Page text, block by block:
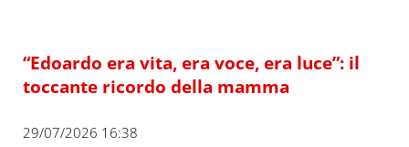
“Edoardo era vita, era voce, era luce”: il
toccante ricordo della mamma
29/07/2026 16:38